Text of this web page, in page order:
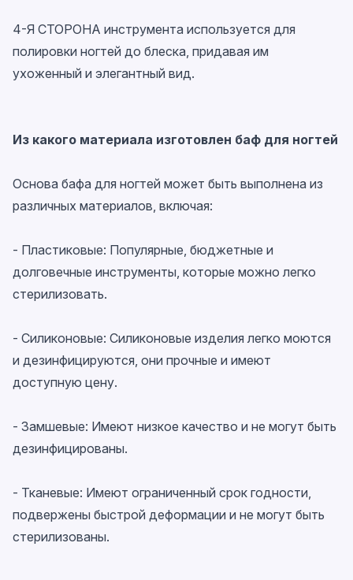
4-Я СТОРОНА инструмента используется для
полировки ногтей до блеска, придавая им
ухоженный и элегантный вид.
Из какого материала изготовлен баф для ногтей
Основа бафа для ногтей может быть выполнена из
различных материалов, включая:
- Пластиковые: Популярные, бюджетные и
долговечные инструменты, которые можно легко
стерилизовать.
- Силиконовые: Силиконовые изделия легко моются
и дезинфицируются, они прочные и имеют
доступную цену.
- Замшевые: Имеют низкое качество и не могут быть
дезинфицированы.
- Тканевые: Имеют ограниченный срок годности,
подвержены быстрой деформации и не могут быть
стерилизованы.